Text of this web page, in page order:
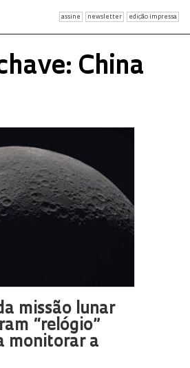
assine newsletter edição impressa
China
missão lunar
“relógio”
monitorar a